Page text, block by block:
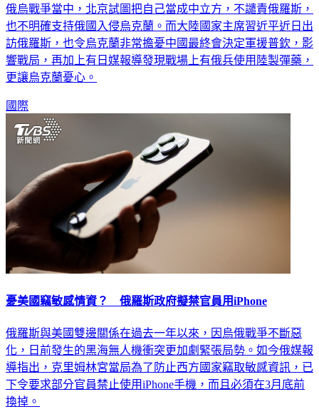
俄烏戰爭當中，北京試圖把自己當成中立方，不譴責俄羅斯，
也不明確支持俄國入侵烏克蘭。而大陸國家主席習近平近日出
訪俄羅斯，也令烏克蘭非常擔憂中國最終會決定軍援普欽，影
響戰局，再加上有日媒報導發現戰場上有俄兵使用陸製彈藥，
更讓烏克蘭憂心。
國際
憂美國竊敏感情資？ 俄羅斯政府擬禁官員用iPhone
俄羅斯與美國雙邊關係在過去一年以來，因烏俄戰爭不斷惡
化，日前發生的黑海無人機衝突更加劇緊張局勢。如今俄媒報
導指出，克里姆林宮當局為了防止西方國家竊取敏感資訊，已
下令要求部分官員禁止使用iPhone手機，而且必須在3月底前
換掉。